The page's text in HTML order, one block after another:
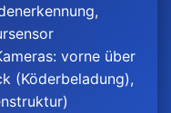
vorne über
(Köderbeladung),